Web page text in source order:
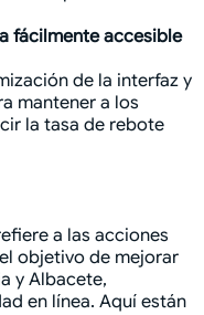
fácilmente accesible
de la interfaz y
mantener a los
la tasa de rebote
a las acciones
objetivo de mejorar
y Albacete,
en línea. Aquí están